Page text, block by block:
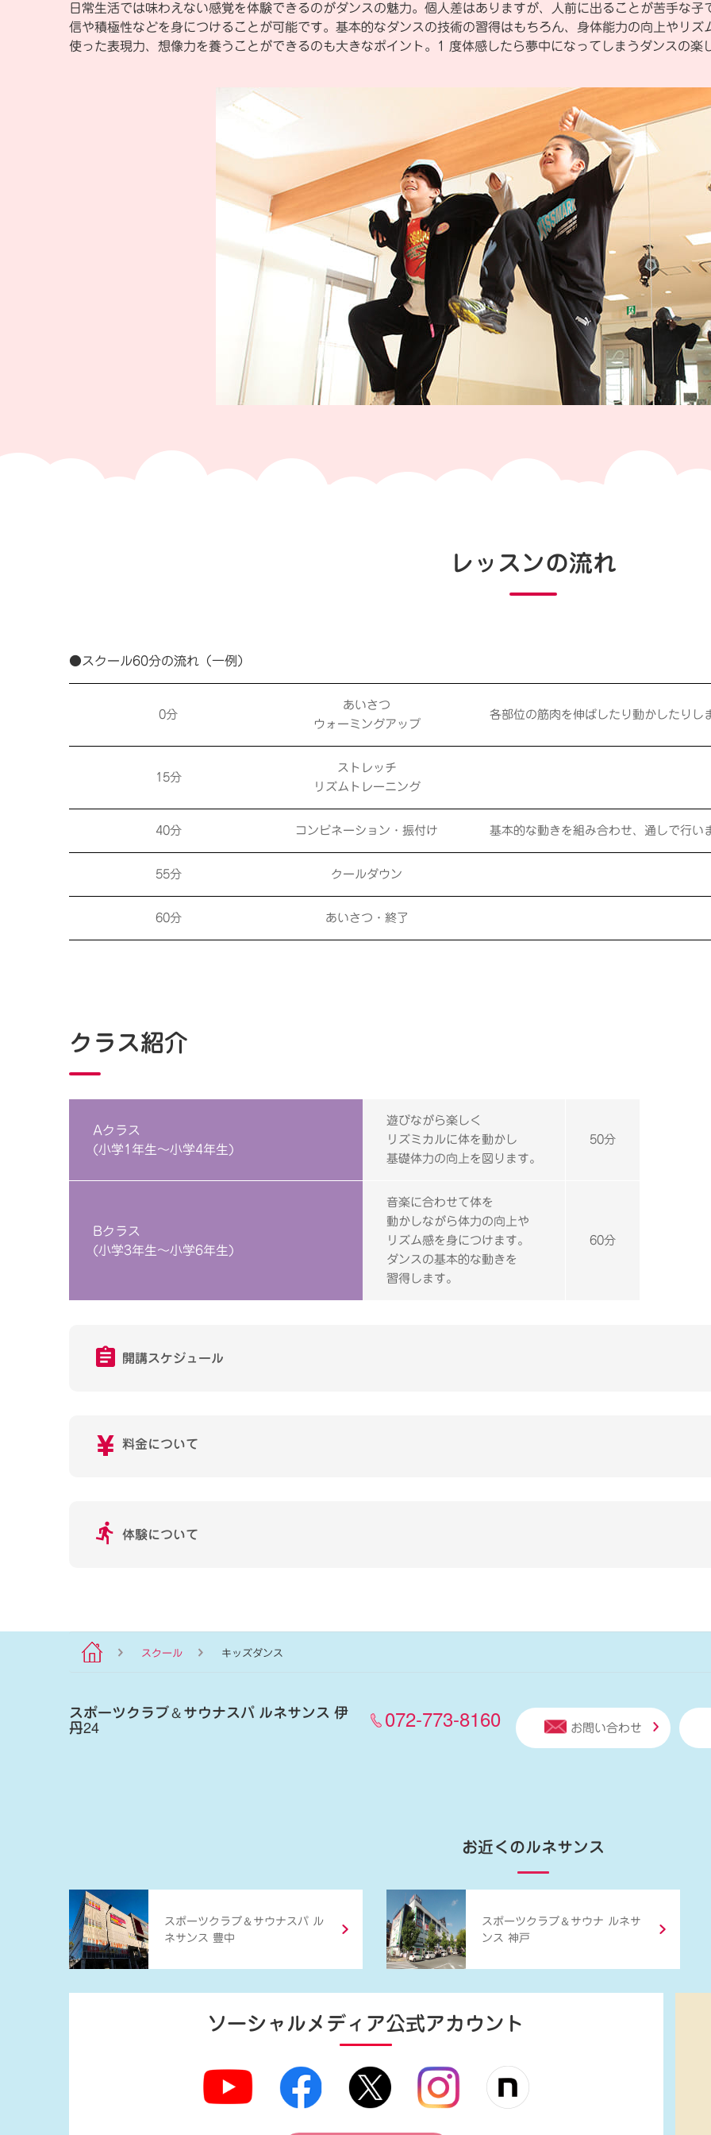
日常生活では味わえない感覚を体験できるのがダンスの魅力。個人差はありますが、人前に出ることが苦手な
信や積極性などを身につけることが可能です。基本的なダンスの技術の習得はもちろん、身体能力の向上やリ
使った表現力、想像力を養うことができるのも大きなポイント。1 度体感したら夢中になってしまうダンスの楽
レッスンの流れ
●スクール60分の流れ（一例）
0分
あいさつ
ウォーミングアップ
各部位の筋肉を伸ばしたり動かしたりし
15分
ストレッチ
リズムトレーニング
40分 コンビネーション・振付け 基本的な動きを組み合わせ、通しで行い
55分 クールダウン
60分 あいさつ・終了
クラス紹介
Aクラス
(小学1年生～小学4年生)
遊びながら楽しく
リズミカルに体を動かし
基礎体力の向上を図ります。
50分
Bクラス
(小学3年生～小学6年生)
音楽に合わせて体を
動かしながら体力の向上や
リズム感を身につけます。
ダンスの基本的な動きを
習得します。
60分
開講スケジュール
料金について
体験について
スクール キッズダンス
スポーツクラブ＆サウナスパ ルネサンス 伊
丹24 072-773-8160 お問い合わせ
お近くのルネサンス
スポーツクラブ ＆ サウナスパ ル
ネサンス 豊中
スポーツクラブ ＆ サウナ ルネサ
ンス 神戸
ソーシャルメディア公式アカウント